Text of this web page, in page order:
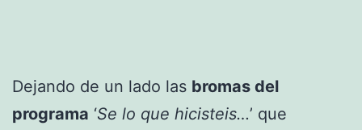
Dejando de un lado las bromas del
programa ‘Se lo que hicisteis…’ que